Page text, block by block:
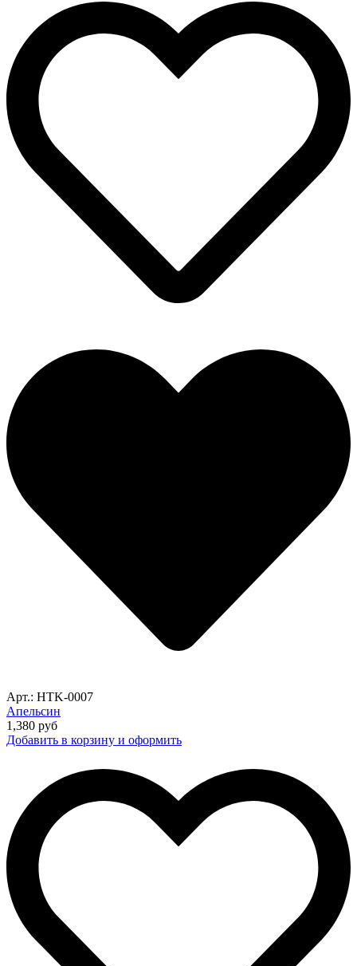
Арт.: HTK-0007
Апельсин
1,380 руб
Добавить в корзину и оформить